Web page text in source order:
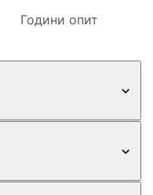
Години опит